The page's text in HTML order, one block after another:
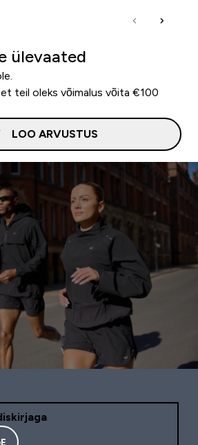
ülevaated
teil oleks võimalus võita €100
LOO ARVUSTUS